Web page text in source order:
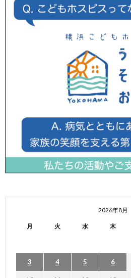
2026年8月
月 火 水 木
3 4 5 6